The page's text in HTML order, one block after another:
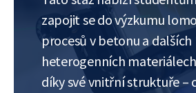
zapojit se do výzkumu
procesů v betonu a dalších
heterogenních
díky své vnitřní struktuře –